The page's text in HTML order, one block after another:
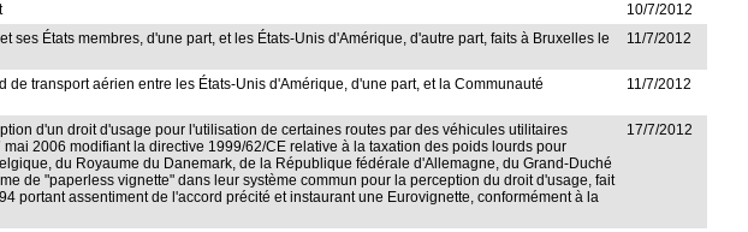
10/7/2012
États membres, d'une part, et les États-Unis d'Amérique, d'autre part, faits à Bruxelles le
11/7/2012
transport aérien entre les États-Unis d'Amérique, d'une part, et la Communauté
11/7/2012
d'un droit d'usage pour l'utilisation de certaines routes par des véhicules utilitaires
2006 modifiant la directive 1999/62/CE relative à la taxation des poids lourds pour
du Royaume du Danemark, de la République fédérale d'Allemagne, du Grand-Duché
de "paperless vignette" dans leur système commun pour la perception du droit d'usage, fait
portant assentiment de l'accord précité et instaurant une Eurovignette, conformément à la
17/7/2012